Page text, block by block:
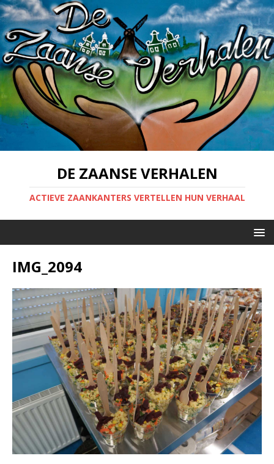
DE ZAANSE VERHALEN
ACTIEVE ZAANKANTERS VERTELLEN HUN VERHAAL
IMG_2094